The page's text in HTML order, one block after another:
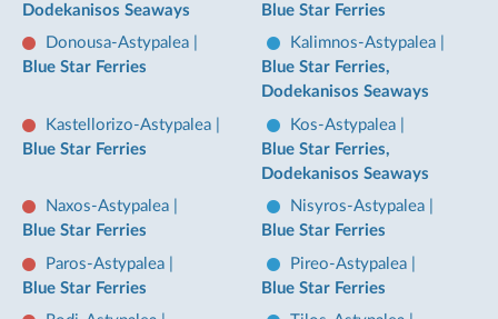
Dodekanisos Seaways
Blue Star Ferries
Donousa-Astypalea
Blue Star Ferries
Kalimnos-Astypalea
Blue Star Ferries,
Dodekanisos Seaways
Kastellorizo-Astypalea
Blue Star Ferries
Kos-Astypalea
Blue Star Ferries,
Dodekanisos Seaways
Naxos-Astypalea
Blue Star Ferries
Nisyros-Astypalea
Blue Star Ferries
Paros-Astypalea
Blue Star Ferries
Pireo-Astypalea
Blue Star Ferries